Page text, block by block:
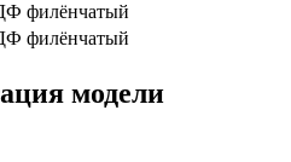
филёнчатый
филёнчатый
модели